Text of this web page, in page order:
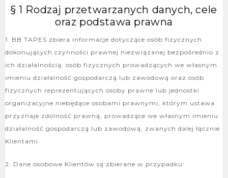
§ 1 Rodzaj przetwarzanych danych, cele
oraz podstawa prawna
1. BB TAPES zbiera informacje dotyczące osób fizycznych
dokonujących czynności prawnej niezwiązanej bezpośrednio z
ich działalnością, osób fizycznych prowadzących we własnym
imieniu działalność gospodarczą lub zawodową oraz osób
fizycznych reprezentujących osoby prawne lub jednostki
organizacyjne niebędące osobami prawnymi, którym ustawa
przyznaje zdolność prawną, prowadzące we własnym imieniu
działalność gospodarczą lub zawodową, zwanych dalej łącznie
Klientami.
2. Dane osobowe Klientów są zbierane w przypadku: